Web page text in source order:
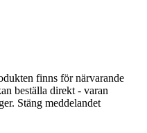
finns för närvarande
beställa direkt - varan
Stäng meddelandet